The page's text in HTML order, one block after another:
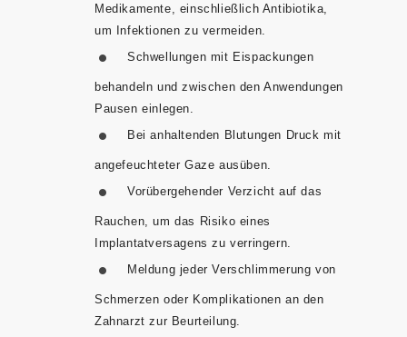
Medikamente, einschließlich Antibiotika,
um Infektionen zu vermeiden.
Schwellungen mit Eispackungen
behandeln und zwischen den Anwendungen
Pausen einlegen.
Bei anhaltenden Blutungen Druck mit
angefeuchteter Gaze ausüben.
Vorübergehender Verzicht auf das
Rauchen, um das Risiko eines
Implantatversagens zu verringern.
Meldung jeder Verschlimmerung von
Schmerzen oder Komplikationen an den
Zahnarzt zur Beurteilung.